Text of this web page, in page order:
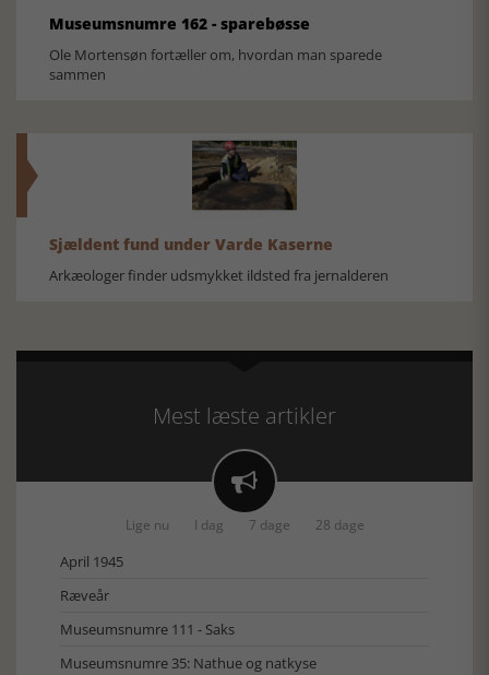
Museumsnumre 162 - sparebøsse
Ole Mortensøn fortæller om, hvordan man sparede
sammen
Sjældent fund under Varde Kaserne
Arkæologer finder udsmykket ildsted fra jernalderen
Mest læste artikler

Lige nu I dag 7 dage 28 dage
April 1945
Ræveår
Museumsnumre 111 - Saks
Museumsnumre 35: Nathue og natkyse